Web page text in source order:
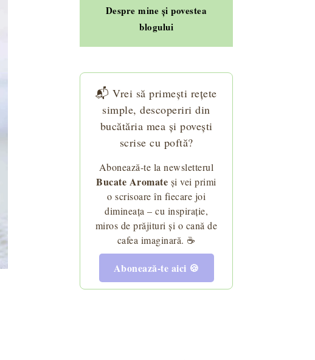
Despre mine și povestea
blogului
📬 Vrei să primești rețete
simple, descoperiri din
bucătăria mea și povești
scrise cu poftă?
Abonează-te la newsletterul
Bucate Aromate și vei primi
o scrisoare în fiecare joi
dimineața – cu inspirație,
miros de prăjituri și o cană de
cafea imaginară. ☕
Abonează-te aici 🍪